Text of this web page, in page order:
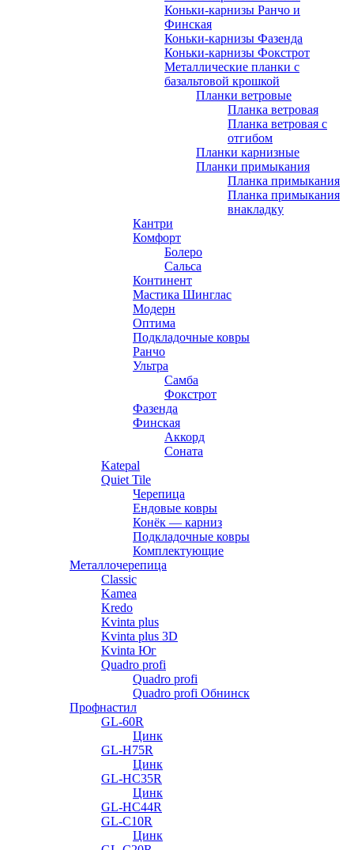
Коньки-карнизы Ранчо и
Финская
Коньки-карнизы Фазенда
Коньки-карнизы Фокстрот
Металлические планки с
базальтовой крошкой
Планки ветровые
Планка ветровая
Планка ветровая с
отгибом
Планки карнизные
Планки примыкания
Планка примыкания
Планка примыкания
внакладку
Кантри
Комфорт
Болеро
Сальса
Континент
Мастика Шинглас
Модерн
Оптима
Подкладочные ковры
Ранчо
Ультра
Самба
Фокстрот
Фазенда
Финская
Аккорд
Соната
Katepal
Quiet Tile
Черепица
Ендовые ковры
Конёк — карниз
Подкладочные ковры
Комплектующие
Металлочерепица
Classic
Kamea
Kredo
Kvinta plus
Kvinta plus 3D
Kvinta Юг
Quadro profi
Quadro profi
Quadro profi Обнинск
Профнастил
GL-60R
Цинк
GL-H75R
Цинк
GL-HC35R
Цинк
GL-HC44R
GL-С10R
Цинк